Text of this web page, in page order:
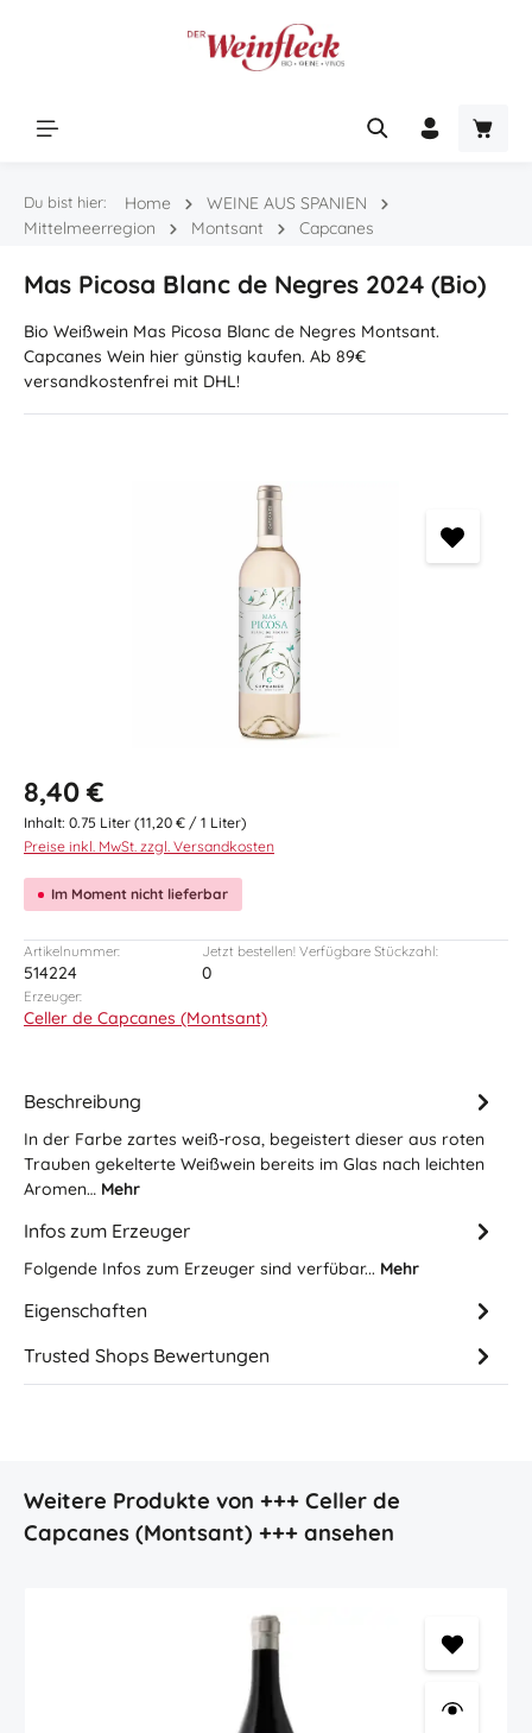
Du bist hier: Home
WEINE AUS SPANIEN
Mittelmeerregion
Montsant Capcanes
Mas Picosa Blanc de Negres 2024 (Bio)
Bio Weißwein Mas Picosa Blanc de Negres Montsant.
Capcanes Wein hier günstig kaufen. Ab 89€
versandkostenfrei mit DHL!
Regulärer Preis:
8,40 €
Inhalt: 0.75 Liter (11,20 € / 1 Liter)
Preise inkl. MwSt. zzgl. Versandkosten
Im Moment nicht lieferbar
Artikelnummer:
514224
Jetzt bestellen! Verfügbare Stückzahl:
0
Erzeuger:
Celler de Capcanes (Montsant)
Beschreibung
In der Farbe zartes weiß-rosa, begeistert dieser aus roten
Trauben gekelterte Weißwein bereits im Glas nach leichten
Aromen… Mehr
Infos zum Erzeuger
Folgende Infos zum Erzeuger sind verfübar... Mehr
Eigenschaften
Trusted Shops Bewertungen
Produktgalerie überspringen
Weitere Produkte von +++ Celler de
Capcanes (Montsant) +++ ansehen